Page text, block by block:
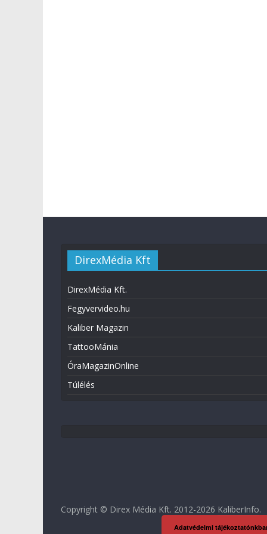
DirexMédia Kft
DirexMédia Kft.
Fegyvervideo.hu
Kaliber Magazin
TattooMánia
ÓraMagazinOnline
Túlélés
Copyright © Direx Média Kft. 2012-2026 KaliberInfo.
Adatvédelmi